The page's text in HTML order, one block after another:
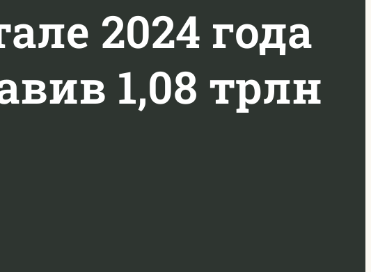
2024 года
1,08 трлн